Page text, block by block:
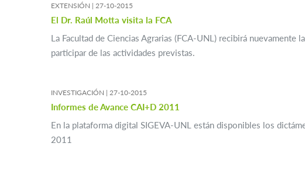
EXTENSIÓN | 27-10-2015
El Dr. Raúl Motta visita la FCA
La Facultad de Ciencias Agrarias (FCA-UNL) recibirá
participar de las actividades previstas.
INVESTIGACIÓN | 27-10-2015
Informes de Avance CAI+D 2011
En la plataforma digital SIGEVA-UNL están disponibles los
2011